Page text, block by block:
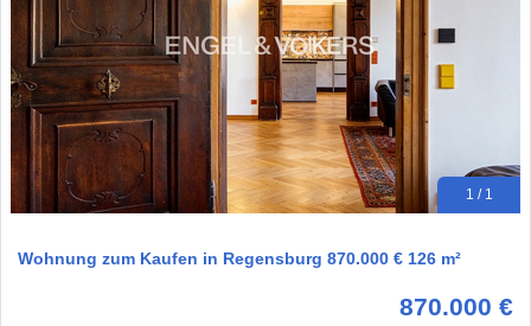
1 / 1
Wohnung zum Kaufen in Regensburg 870.000 € 126 m²
870.000 €